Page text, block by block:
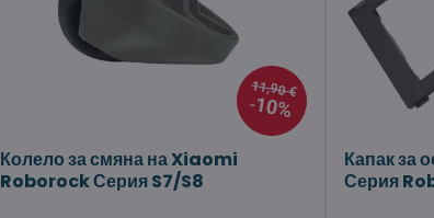
11,90 €
10%
Колело за смяна на Xiaomi
Roborock Серия S7/S8
Капак за
Серия